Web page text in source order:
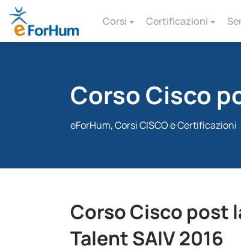
Corsi Certificazioni
Corso Cisco
eForHum, Corsi CISCO e Certificazioni
Corso Cisco post
Talent SAIV 2016